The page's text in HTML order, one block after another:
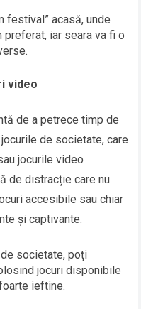
festival” acasă, unde
iar seara va fi o
video
de a petrece timp de
de societate, care
jocurile video
de distracție care nu
accesibile sau chiar
și captivante.
societate, poți
jocuri disponibile
ieftine.